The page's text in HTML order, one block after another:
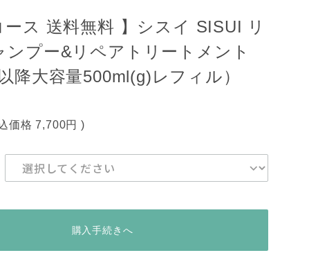
ース 送料無料 】シスイ SISUI リ
ンプー&リペアトリートメント
降大容量500ml(g)レフィル）
価格7,700円 )
購入手続きへ